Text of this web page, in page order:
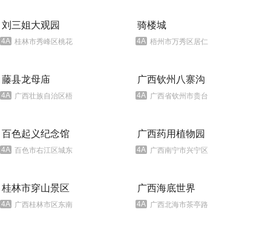
刘三姐大观园
4A 桂林市秀峰区桃花江路3号
骑楼城
4A 梧州市万秀区居仁路4号
藤县龙母庙
4A 广西壮族自治区梧州市藤县
广西钦州八寨沟
4A 广西省钦州市贵台镇垌利村
百色起义纪念馆
4A 百色市右江区城东大道
广西药用植物园
4A 广西南宁市兴宁区长堽路189号
桂林市穿山景区
4A 广西桂林市区东南、七星区西南的小东江东岸
广西海底世界
4A 广西北海市茶亭路27号海滨公园内